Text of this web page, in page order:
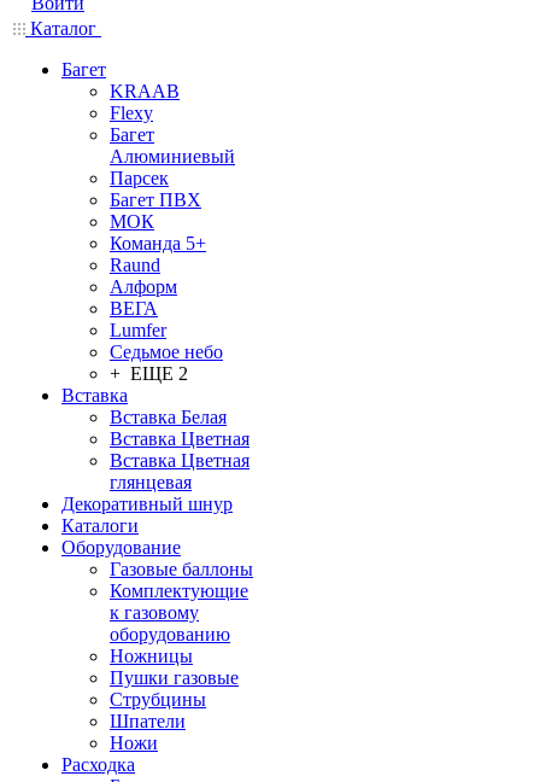
Каталог
Багет
KRAAB
Flexy
Багет
Алюминиевый
Парсек
Багет ПВХ
МОК
Команда 5+
Raund
Алформ
ВЕГА
Lumfer
Седьмое небо
+ ЕЩЕ 2
Вставка
Вставка Белая
Вставка Цветная
Вставка Цветная
глянцевая
Декоративный шнур
Каталоги
Оборудование
Газовые баллоны
Комплектующие
к газовому
оборудованию
Ножницы
Пушки газовые
Струбцины
Шпатели
Ножи
Расходка